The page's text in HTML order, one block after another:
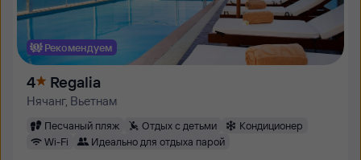
Рекомендуем
4 Regalia
Нячанг, Вьетнам
Песчаный пляж Отдых с детьми
Кондиционер
Wi-Fi
Идеально для отдыха парой